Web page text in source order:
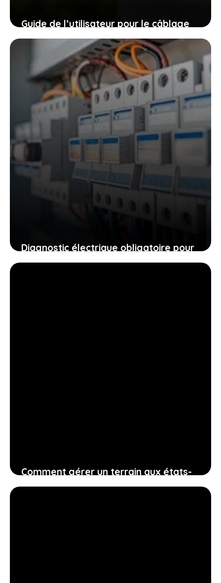
Guide de l’utilisateur pour le câblage
d’un détecteur de mouvement en
quatre étapes
16 décembre 2025
Diagnostic électrique obligatoire pour
vente de logement : Guide
Comment gérer un terrain aux états-
unis quand on habite à l’étranger sans